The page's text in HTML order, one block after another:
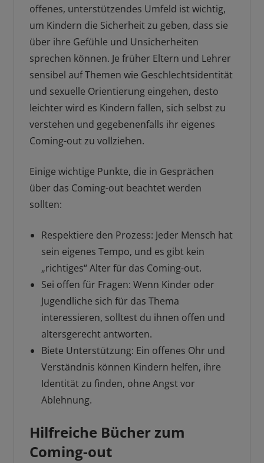
offenes, unterstützendes Umfeld ist wichtig,
um Kindern die Sicherheit zu geben, dass sie
über ihre Gefühle und Unsicherheiten
sprechen können. Je früher Eltern und Lehrer
sensibel auf Themen wie Geschlechtsidentität
und sexuelle Orientierung eingehen, desto
leichter wird es Kindern fallen, sich selbst zu
verstehen und gegebenenfalls ihr eigenes
Coming-out zu vollziehen.
Einige wichtige Punkte, die in Gesprächen
über das Coming-out beachtet werden
sollten:
Respektiere den Prozess: Jeder Mensch hat
sein eigenes Tempo, und es gibt kein
„richtiges“ Alter für das Coming-out.
Sei offen für Fragen: Wenn Kinder oder
Jugendliche sich für das Thema
interessieren, solltest du ihnen offen und
altersgerecht antworten.
Biete Unterstützung: Ein offenes Ohr und
Verständnis können Kindern helfen, ihre
Identität zu finden, ohne Angst vor
Ablehnung.
Hilfreiche Bücher zum
Coming-out